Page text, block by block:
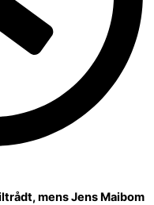
mens Jens Maibom